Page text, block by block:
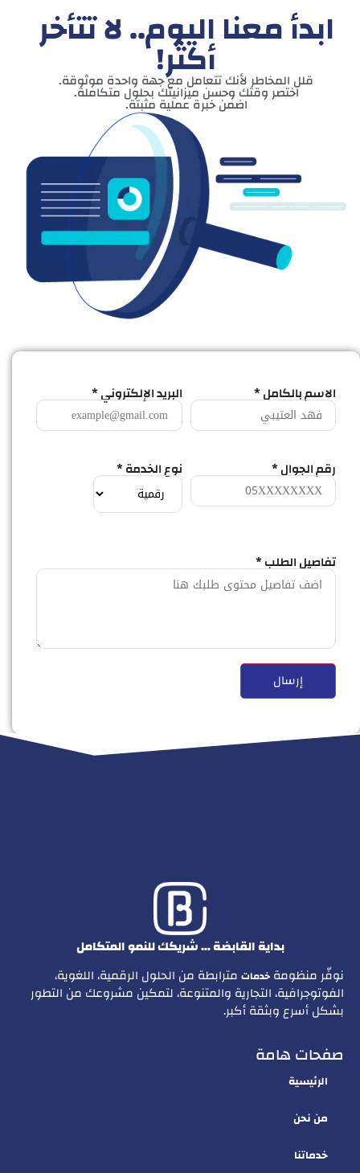
ابدأ معنا اليوم.. لا تتأخر
أكثر!
قلل المخاطر لأنك تتعامل مع جهة واحدة موثوقة.
اختصر وقتك وحسن ميزانيتك بحلول متكاملة.
اضمن خبرة عملية مثبتة.
الاسم بالكامل * البريد الإلكتروني *
رقم الجوال * نوع الخدمة *
تفاصيل الطلب *
بداية القابضة … شريكك للنمو المتكامل
نوفّر منظومة خدمات مترابطة من الحلول الرقمية، اللغوية،
الفوتوجرافية، التجارية والمتنوعة، لتمكين مشروعك من التطور
بشكل أسرع وبثقة أكبر.
صفحات هامة
الرئيسية
من نحن
خدماتنا